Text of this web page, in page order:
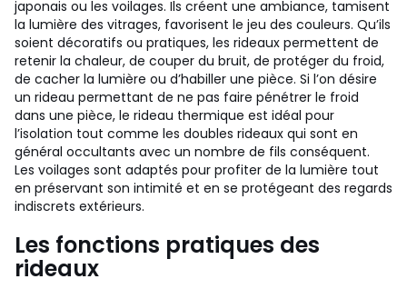
japonais ou les voilages. Ils créent une ambiance, tamisent
la lumière des vitrages, favorisent le jeu des couleurs. Qu’ils
soient décoratifs ou pratiques, les rideaux permettent de
retenir la chaleur, de couper du bruit, de protéger du froid,
de cacher la lumière ou d’habiller une pièce. Si l’on désire
un rideau permettant de ne pas faire pénétrer le froid
dans une pièce, le rideau thermique est idéal pour
l’isolation tout comme les doubles rideaux qui sont en
général occultants avec un nombre de fils conséquent.
Les voilages sont adaptés pour profiter de la lumière tout
en préservant son intimité et en se protégeant des regards
indiscrets extérieurs.
Les fonctions pratiques des
rideaux